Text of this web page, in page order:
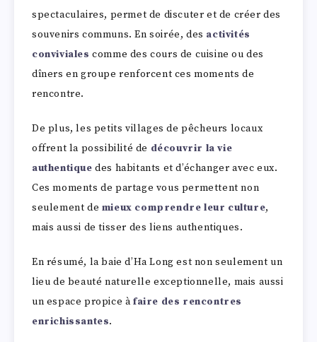
spectaculaires, permet de discuter et de créer des
souvenirs communs. En soirée, des activités
conviviales comme des cours de cuisine ou des
dîners en groupe renforcent ces moments de
rencontre.
De plus, les petits villages de pêcheurs locaux
offrent la possibilité de découvrir la vie
authentique des habitants et d’échanger avec eux.
Ces moments de partage vous permettent non
seulement de mieux comprendre leur culture,
mais aussi de tisser des liens authentiques.
En résumé, la baie d’Ha Long est non seulement un
lieu de beauté naturelle exceptionnelle, mais aussi
un espace propice àfaire des rencontres
enrichissantes.